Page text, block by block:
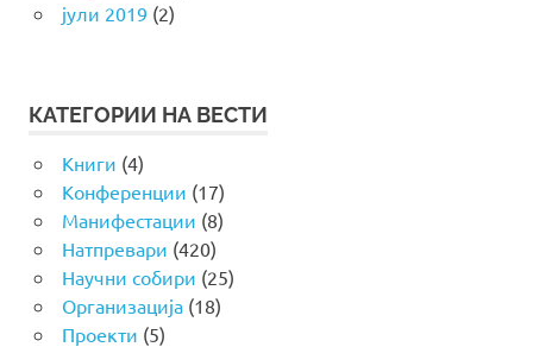
јули 2019 (2)
КАТЕГОРИИ НА ВЕСТИ
Книги (4)
Конференции (17)
Манифестации (8)
Натпревари (420)
Научни собири (25)
Организација(18)
Проекти (5)